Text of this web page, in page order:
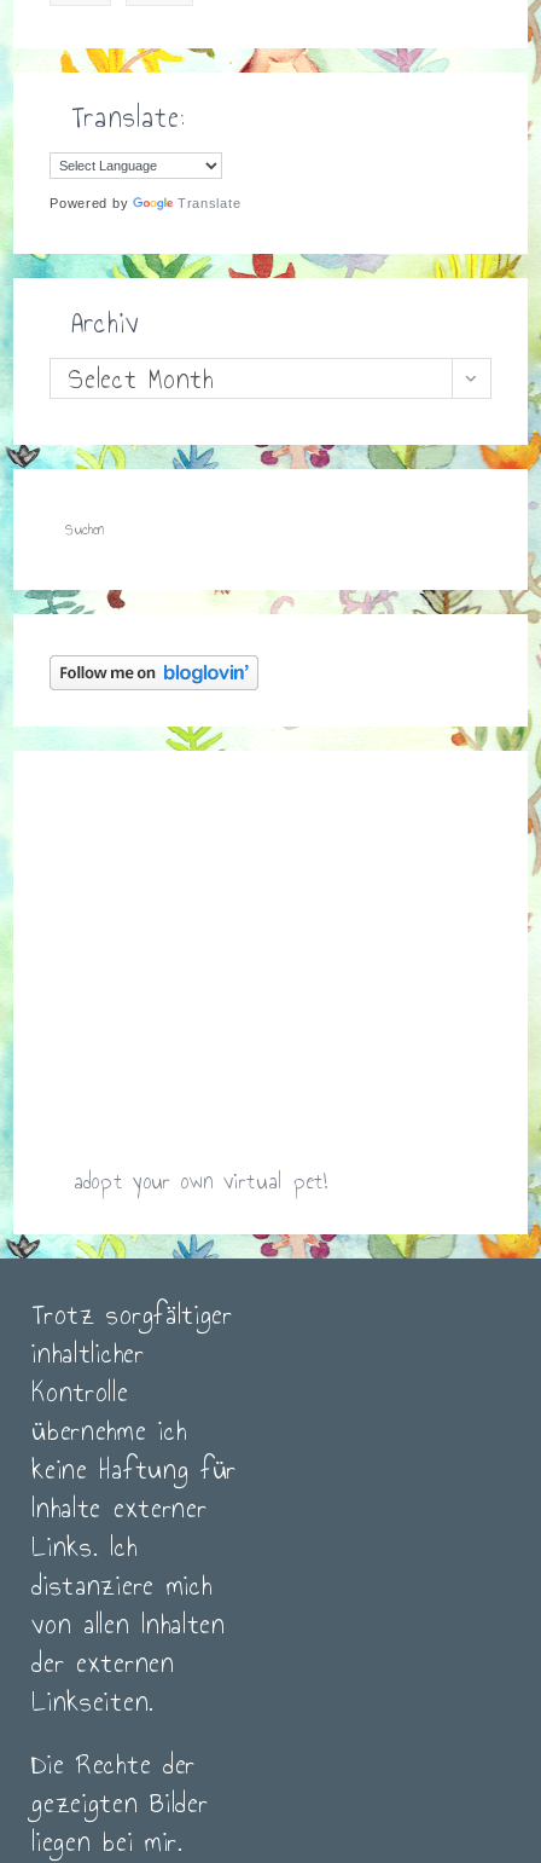
Translate:
Powered by Translate
Archiv
ArchivSelect Month
adopt your own virtual pet!
Trotz sorgfältiger
inhaltlicher
Kontrolle
übernehme ich
keine Haftung für
Inhalte externer
Links. Ich
distanziere mich
von allen Inhalten
der externen
Linkseiten.
Die Rechte der
gezeigten Bilder
liegen bei mir.